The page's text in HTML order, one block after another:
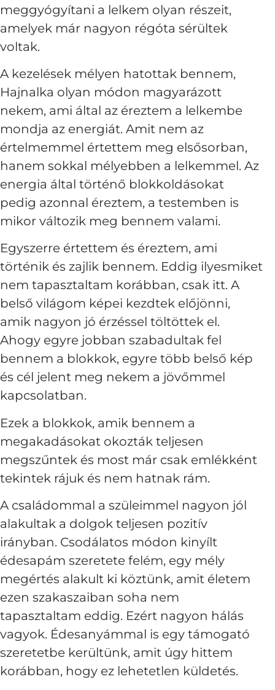
meggyógyítani a lelkem olyan részeit,
amelyek már nagyon régóta sérültek
voltak.
A kezelések mélyen hatottak bennem,
Hajnalka olyan módon magyarázott
nekem, ami által az éreztem a lelkembe
mondja az energiát. Amit nem az
értelmemmel értettem meg elsősorban,
hanem sokkal mélyebben a lelkemmel. Az
energia által történő blokkoldásokat
pedig azonnal éreztem, a testemben is
mikor változik meg bennem valami.
Egyszerre értettem és éreztem, ami
történik és zajlik bennem. Eddig ilyesmiket
nem tapasztaltam korábban, csak itt. A
belső világom képei kezdtek előjönni,
amik nagyon jó érzéssel töltöttek el.
Ahogy egyre jobban szabadultak fel
bennem a blokkok, egyre több belső kép
és cél jelent meg nekem a jövőmmel
kapcsolatban.
Ezek a blokkok, amik bennem a
megakadásokat okozták teljesen
megszűntek és most már csak emlékként
tekintek rájuk és nem hatnak rám.
A családommal a szüleimmel nagyon jól
alakultak a dolgok teljesen pozitív
irányban. Csodálatos módon kinyílt
édesapám szeretete felém, egy mély
megértés alakult ki köztünk, amit életem
ezen szakaszaiban soha nem
tapasztaltam eddig. Ezért nagyon hálás
vagyok. Édesanyámmal is egy támogató
szeretetbe kerültünk, amit úgy hittem
korábban, hogy ez lehetetlen küldetés.